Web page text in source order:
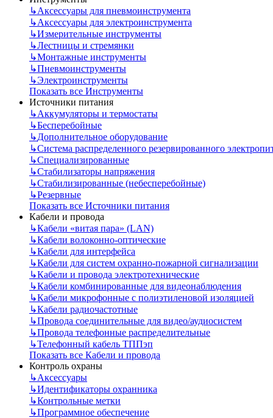
↳Аксессуары для пневмоинструмента
↳Аксессуары для электроинструмента
↳Измерительные инструменты
↳Лестницы и стремянки
↳Монтажные инструменты
↳Пневмоинструменты
↳Электроинструменты
Показать все Инструменты
Источники питания
↳Аккумуляторы и термостаты
↳Бесперебойные
↳Дополнительное оборудование
↳Система распределенного резервированного
↳Специализированные
↳Стабилизаторы напряжения
↳Стабилизированные (небесперебойные)
↳Резервные
Показать все Источники питания
Кабели и провода
↳Кабели «витая пара» (LAN)
↳Кабели волоконно-оптические
↳Кабели для интерфейса
↳Кабели для систем охранно-пожарной сигнализации
↳Кабели и провода электротехнические
↳Кабели комбинированные для видеонаблюдения
↳Кабели микрофонные с полиэтиленовой изоляцией
↳Кабели радиочастотные
↳Провода соединительные для видео/аудиосистем
↳Провода телефонные распределительные
↳Телефонный кабель ТППэп
Показать все Кабели и провода
Контроль охраны
↳Аксессуары
↳Идентификаторы охранника
↳Контрольные метки
↳Программное обеспечение